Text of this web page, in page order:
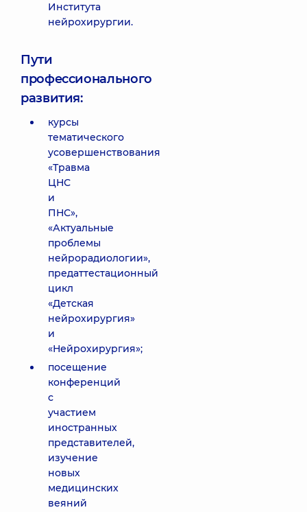
Института
нейрохирургии.
Пути
профессионального
развития:
курсы
тематического
усовершенствования
«Травма
ЦНС
и
ПНС»,
«Актуальные
проблемы
нейрорадиологии»,
предаттестационный
цикл
«Детская
нейрохирургия»
и
«Нейрохирургия»;
посещение
конференций
с
участием
иностранных
представителей,
изучение
новых
медицинских
веяний